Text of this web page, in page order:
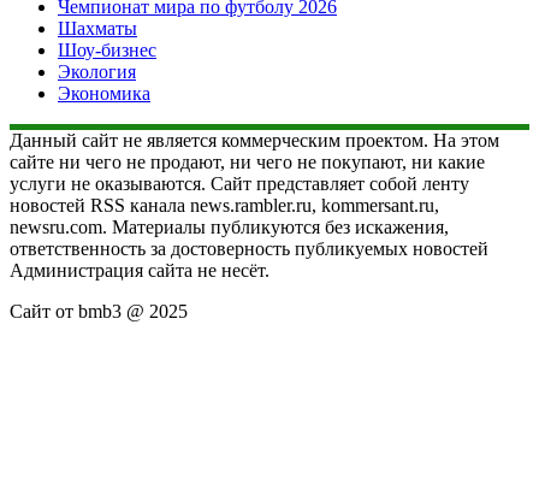
Чемпионат мира по футболу 2026
Шахматы
Шоу-бизнес
Экология
Экономика
Данный сайт не является коммерческим проектом. На этом
сайте ни чего не продают, ни чего не покупают, ни какие
услуги не оказываются. Сайт представляет собой ленту
новостей RSS канала news.rambler.ru, kommersant.ru,
newsru.com. Материалы публикуются без искажения,
ответственность за достоверность публикуемых новостей
Администрация сайта не несёт.
Сайт от bmb3 @ 2025